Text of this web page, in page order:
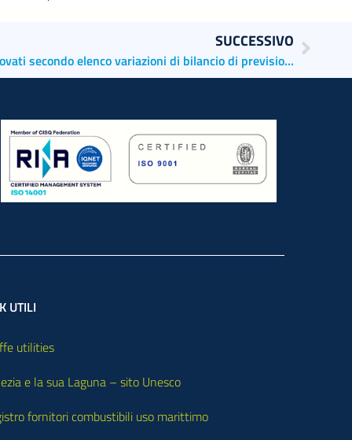
SUCCESSIVO
Porti di Venezia e Chioggia: approvati secondo elenco variazioni di bilancio di previsione 2023 e il bilancio di previsione 2024
UTILI
utilities
e la sua Laguna – sito Unesco
fornitori combustibili uso marittimo